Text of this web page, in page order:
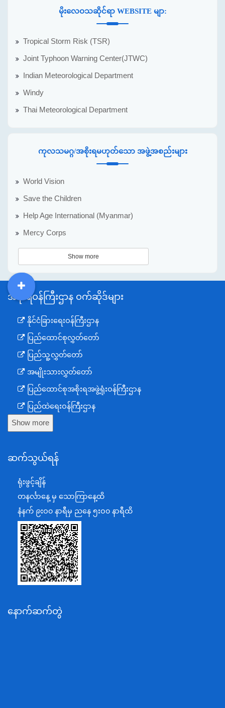
မိုးလေဝသဆိုင်ရာ WEBSITE မျာ:
Tropical Storm Risk (TSR)
Joint Typhoon Warning Center(JTWC)
Indian Meteorological Department
Windy
Thai Meteorological Department
ကုလသမဂ္ဂ/အစိုးရမဟုတ်သော အဖွဲ့အစည်းများ
World Vision
Save the Children
Help Age International (Myanmar)
Mercy Corps
Show more
အစိုးရဝန်ကြီးဌာန ဝက်ဆိုဒ်များ
နိုင်ငံခြားရေးဝန်ကြီးဌာန
ပြည်ထောင်စုလွှတ်တော်
ပြည်သူ့လွှတ်တော်
အမျိုးသားလွှတ်တော်
ပြည်ထောင်စုအစိုးရအဖွဲ့ရုံးဝန်ကြီးဌာန
ပြည်ထဲရေးဝန်ကြီးဌာန
ကာကွယ်ရေးဝန်ကြီးဌာန
စီမံကိန်း၊ဘဏ္ဍာရေးနှင့်စက်မှုဝန်ကြီးဌာန
ရင်းနှီးမြှုပ်နှံမှုနှင့် နိုင်ငံခြားစီးပွားဆက်သွယ်ရေးဝန်ကြီးဌာန
အပြည်ပြည်ဆိုင်ရာပူးပေါင်းဆောင်ရွက်ရေးဝန်ကြီးဌာန
ပြန်ကြားရေးဝန်ကြီးဌာန
သာသနာရေးနှင့် ယဉ်ကျေးမှုဝန်ကြီးဌာန
စိုက်ပျိုးရေး၊မွေးမြူရေးနှင့်ဆည်မြောင်းဝန်ကြီးဌာန
ပို့ဆောင်ရေးနှင့်ဆက်သွယ်ရေးဝန်ကြီးဌာန
သယံဇာတနှင့်ပတ်ဝန်းကျင်ထိန်းသိမ်းရေးဝန်ကြီးဌာန
အလုပ်သမား၊လူဝင်မှုကြီးကြပ်ရေးနှင့်ပြည်သူ့အင်အား
Show more
ဆက်သွယ်ရန်
ရုံးဖွင့်ချိန်
တနင်္လာနေ့ မှ သောကြာနေ့ထိ
နံနက် ၉းဝ၀ နာရီမှ ညနေ ၅းဝ၀ နာရီထိ
နောက်ဆက်တွဲ